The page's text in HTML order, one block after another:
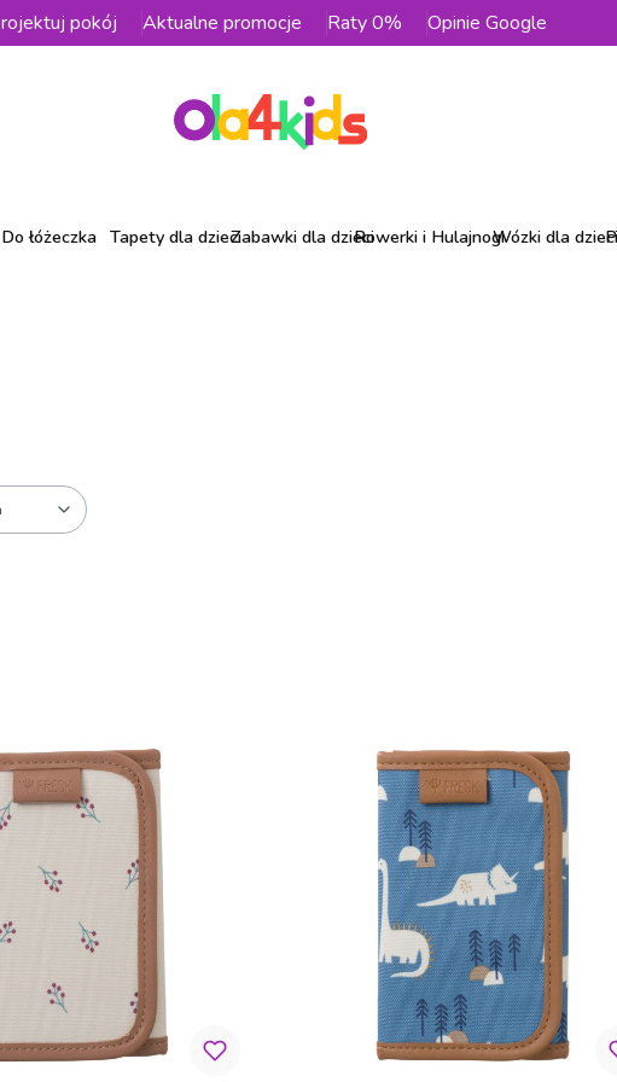
pokój Aktualne promocje Raty 0% Opinie Google
Do łóżeczka Tapety dla dzieciZabawki dla dzieciRowerki i HulajnogiWózki dla